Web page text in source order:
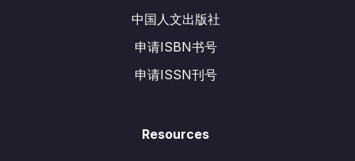
中国人文出版社
申请ISBN书号
申请ISSN刊号
Resources